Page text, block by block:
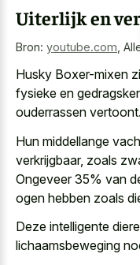
Uiterlijk en
Bron: youtube.com
Husky Boxer-mixen
fysieke en
ouderrassen vertoont.
Hun middellange
verkrijgbaar, zoals
Ongeveer 35% van
ogen hebben zoals
Deze intelligente
lichaamsbeweging